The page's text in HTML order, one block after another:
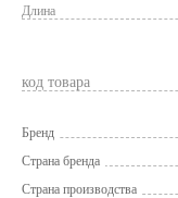
Длина
код товара
Бренд
Страна бренда
Страна производства